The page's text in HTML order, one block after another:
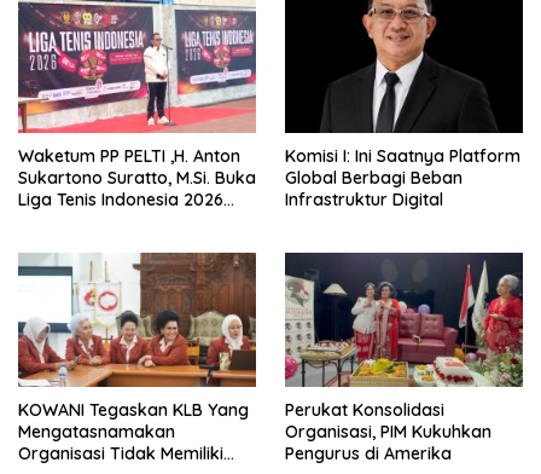
Waketum PP PELTI ,H. Anton
Sukartono Suratto, M.Si. Buka
Liga Tenis Indonesia 2026
Komisi I: Ini Saatnya Platform
Global Berbagi Beban
Infrastruktur Digital
KOWANI Tegaskan KLB Yang
Mengatasnamakan
Organisasi Tidak Memiliki
Perukat Konsolidasi
Organisasi, PIM Kukuhkan
Pengurus di Amerika